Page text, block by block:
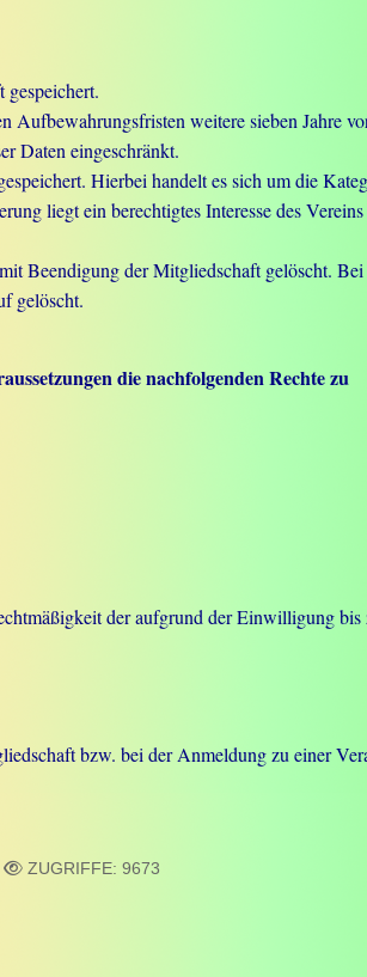
weitere sieben Jahre
Daten eingeschränkt.
Hierbei handelt es sich um die
liegt ein berechtigtes Interesse des
Beendigung der Mitgliedschaft gelöscht.
gelöscht.
die nachfolgenden Rechte zu
der aufgrund der Einwilligung
bzw. bei der Anmeldung zu einer
ZUGRIFFE: 9673